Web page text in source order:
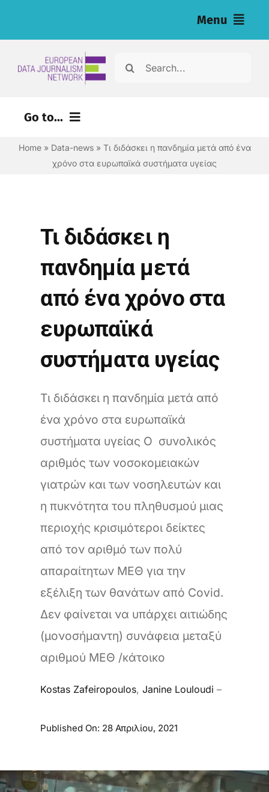
Menu
Search
Go to...
Home» Data-news» Τι διδάσκει η πανδημία μετά από ένα
χρόνο στα ευρωπαϊκά συστήματα υγείας
Τι διδάσκει η
πανδημία μετά
από ένα χρόνο στα
ευρωπαϊκά
συστήματα υγείας
Τι διδάσκει η πανδημία μετά από
ένα χρόνο στα ευρωπαϊκά
συστήματα υγείας Ο συνολικός
αριθμός των νοσοκομειακών
γιατρών και των νοσηλευτών και
η πυκνότητα του πληθυσμού μιας
περιοχής κρισιμότεροι δείκτες
από τον αριθμό των πολύ
απαραίτητων ΜΕΘ για την
εξέλιξη των θανάτων από Covid.
Δεν φαίνεται να υπάρχει αιτιώδης
(μονοσήμαντη) συνάφεια μεταξύ
αριθμού ΜΕΘ /κάτοικο
Kostas Zafeiropoulos,Janine Louloudi –
Published On: 28 Απριλίου, 2021